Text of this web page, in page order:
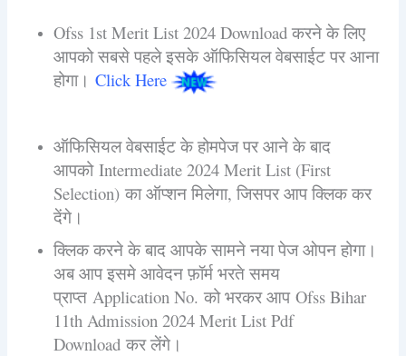
Ofss 1st Merit List 2024 Download करने के लिए
आपको सबसे पहले इसके ऑफिसियल वेबसाईट पर आना
होगा।Click Here
ऑफिसियल वेबसाईट के होमपेज पर आने के बाद
आपको Intermediate 2024 Merit List (First
Selection) का ऑप्शन मिलेगा, जिसपर आप क्लिक कर
देंगे।
क्लिक करने के बाद आपके सामने नया पेज ओपन होगा।
अब आप इसमे आवेदन फ़ॉर्म भरते समय
प्राप्त Application No. को भरकर आप Ofss Bihar
11th Admission 2024 Merit List Pdf
Download कर लेंगे।